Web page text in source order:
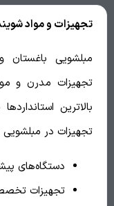
تجهیزات و مواد
مبلشویی باغستان
تجهیزات مدرن و
بالاترین
تجهیزات در
دستگاه‌های
تجهیزات